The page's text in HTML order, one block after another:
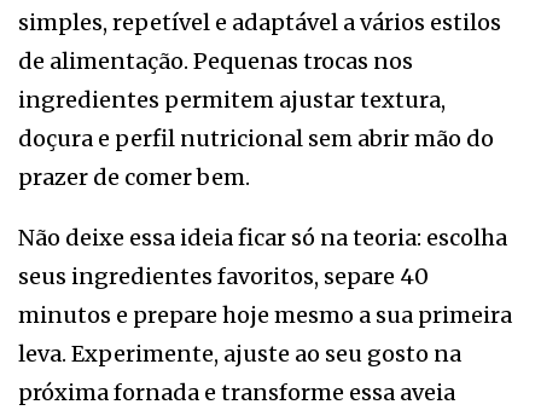
simples, repetível e adaptável a vários estilos
de alimentação. Pequenas trocas nos
ingredientes permitem ajustar textura,
doçura e perfil nutricional sem abrir mão do
prazer de comer bem.
Não deixe essa ideia ficar só na teoria: escolha
seus ingredientes favoritos, separe 40
minutos e prepare hoje mesmo a sua primeira
leva. Experimente, ajuste ao seu gosto na
próxima fornada e transforme essa aveia